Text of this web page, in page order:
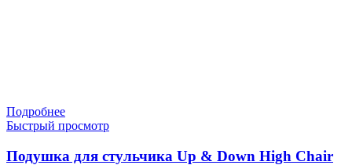
Подробнее
Быстрый просмотр
Подушка для стульчика Up & Down High Chair